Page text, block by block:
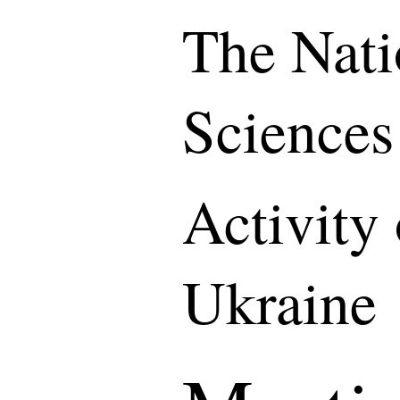
The
Activity
Ukraine